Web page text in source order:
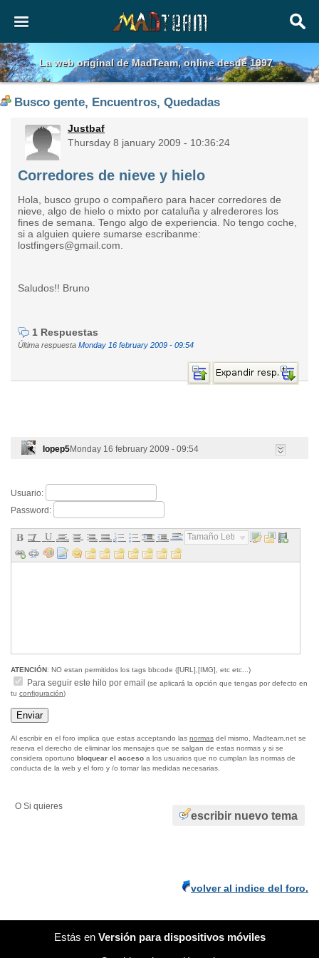
La web original de MadTeam, online desde 1997
Busco gente, Encuentros, Quedadas
Justbaf
Thursday 8 january 2009 - 10:36:24
Corredores de nieve y hielo
Hola, busco grupo o compañero para hacer corredores de
nieve, algo de hielo o mixto por cataluña y alrederores los
fines de semana. Tengo algo de experiencia. No tengo coche,
si a alguien quiere sumarse escribanme:
lostfingers@gmail.com.
Saludos!! Bruno
1 Respuestas
Última respuesta Monday 16 february 2009 - 09:54
lopep5Monday 16 february 2009 - 09:54
Usuario:
Password:
Tamaño Letra...
ATENCIÓN: NO estan permitidos los tags bbcode ([URL],[IMG], etc etc...)
Para seguir este hilo por email
(se aplicará la opción que tengas por defecto en
tu configuración)
Al escribir en el foro implica que estas acceptando las normas del mismo, Madteam.net se
reserva el derecho de eliminar los mensajes que se salgan de estas normas y si se
considera oportuno bloquear el acceso a los usuarios que no cumplan las normas de
conducta de la web y el foro y /o tomar las medidas necesarias.
escribir nuevo tema
O Si quieres
volver al indice del foro.
Estás en Versión para dispositivos móviles